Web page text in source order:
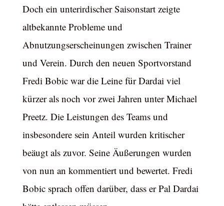
Doch ein unterirdischer Saisonstart zeigte
altbekannte Probleme und
Abnutzungserscheinungen zwischen Trainer
und Verein. Durch den neuen Sportvorstand
Fredi Bobic war die Leine für Dardai viel
kürzer als noch vor zwei Jahren unter Michael
Preetz. Die Leistungen des Teams und
insbesondere sein Anteil wurden kritischer
beäugt als zuvor. Seine Äußerungen wurden
von nun an kommentiert und bewertet. Fredi
Bobic sprach offen darüber, dass er Pal Dardai